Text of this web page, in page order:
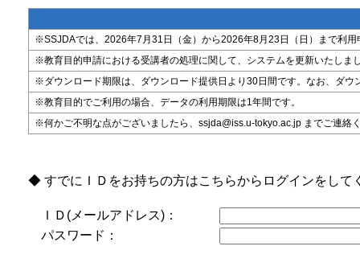
※SSJDAでは、2026年7月31日（金）から2026年8月23日（日）まで利
※教育目的申請における受講者の処理に関して、システムを更新いたしま
※ダウンロード期限は、ダウンロード提供日より30日間です。なお、ダ
※教育目的でご利用の場合、データの利用期限は1年間です。
※何かご不明な点がございましたら、ssjda@iss.u-tokyo.ac.jp までご連絡
◆ すでにＩＤをお持ちの方はこちらからログインをして
ＩＤ(メールアドレス)：
パスワード：